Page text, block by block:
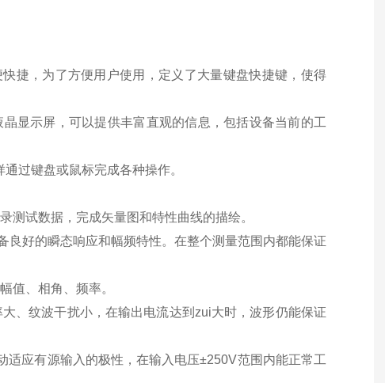
捷，为了方便用户使用，定义了大量键盘快捷键，使得
显示屏，可以提供丰富直观的信息，包括设备当前的工
过键盘或鼠标完成各种操作。
测试数据，完成矢量图和特性曲线的描绘。
好的瞬态响应和幅频特性。在整个测量范围内都能保证
值、相角、频率。
、纹波干扰小，在输出电流达到zui大时，波形仍能保证
应有源输入的极性，在输入电压±250V范围内能正常工